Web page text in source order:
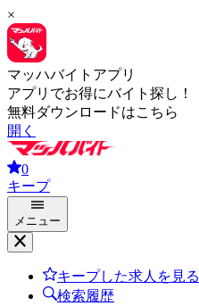
×
マッハバイトアプリ
アプリでお得にバイト探し！
無料ダウンロードはこちら
開く
0
キープ
メニュー
キープした求人を見る
検索履歴